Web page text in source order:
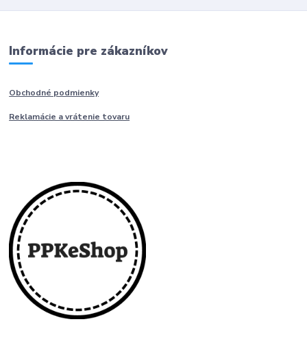
Informácie pre zákazníkov
Obchodné podmienky
Reklamácie a vrátenie tovaru